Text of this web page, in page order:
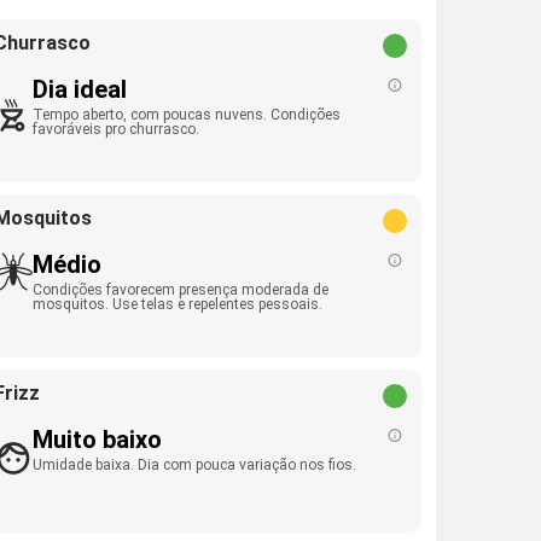
Dia ideal
Tempo aberto, com poucas nuvens. Condições
favoráveis pro churrasco.
Médio
Condições favorecem presença moderada de
mosquitos. Use telas e repelentes pessoais.
Muito baixo
Umidade baixa. Dia com pouca variação nos fios.